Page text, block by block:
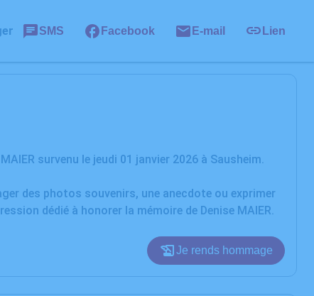
SMS Facebook E-mail Lien
survenu le jeudi 01 janvier 2026 à Sausheim.
des photos souvenirs, une anecdote ou exprimer
dédié à honorer la mémoire de Denise MAIER.
Je rends hommage